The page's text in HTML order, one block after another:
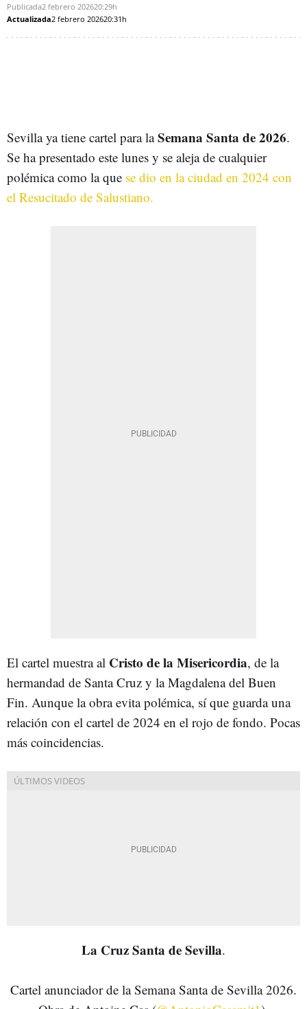
Publicada2 febrero 202620:29h
Actualizada2 febrero 202620:31h
Sevilla ya tiene cartel para laSemana Santa de 2026.
Se ha presentado este lunes y se aleja de cualquier
polémica como la que se dio en la ciudad en 2024 con
el Resucitado de Salustiano.
El cartel muestra al Cristo de la Misericordia, de la
hermandad de Santa Cruz y la Magdalena del Buen
Fin. Aunque la obra evita polémica, sí que guarda una
relación con el cartel de 2024 en el rojo de fondo. Pocas
más coincidencias.
𝐋𝐚 𝐂𝐫𝐮𝐳 𝐒𝐚𝐧𝐭𝐚 𝐝𝐞 𝐒𝐞𝐯𝐢𝐥𝐥𝐚.
Cartel anunciador de la Semana Santa de Sevilla 2026.